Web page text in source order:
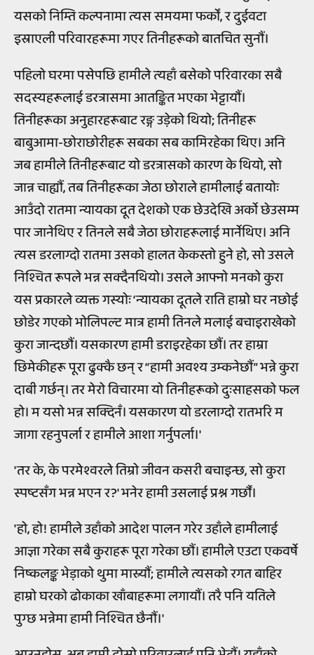
यसको निम्ति कल्पनामा त्यस समयमा फर्कों, र दुईवटा
इस्राएली परिवारहरूमा गएर तिनीहरूको बातचित सुनौं।
पहिलो घरमा पसेपछि हामीले त्यहाँ बसेको परिवारका सबै
सदस्यहरूलाई डरत्रासमा आतङ्कित भएका भेट्टायौं।
तिनीहरूका अनुहारहरूबाट रङ्ग उड़ेको थियो; तिनीहरू
बाबुआमा-छोराछोरीहरू सबका सब कामिरहेका थिए। अनि
जब हामीले तिनीहरूबाट यो डरत्रासको कारण के थियो, सो
जान्न चाह्यौं‍, तब तिनीहरूका जेठा छोराले हामीलाई बतायोः
आउँदो रातमा न्यायका दूत देशको एक छेउदेखि अर्को छेउसम्म
पार जानेथिए र तिनले सबै जेठा छोराहरूलाई मार्नेथिए। अनि
त्यस डरलाग्दो रातमा उसको हालत केकस्तो हुने हो, सो उसले
निश्चित रूपले भन्न सक्दैनथियो। उसले आफ्नो मनको कुरा
यस प्रकारले व्यक्त गस्योः ‘न्यायका दूतले राति हाम्रो घर नछोई
छोडेर गएको भोलिपल्ट मात्र हामी तिनले मलाई बचाइराखेको
कुरा जान्दछौं। यसकारण हामी डराइरहेका छौं। तर हाम्रा
छिमेकीहरू पूरा ढुक्कै छन् र “हामी अवश्य उम्कनेछौं” भन्ने कुरा
दाबी गर्छन्। तर मेरो विचारमा यो तिनीहरूको दुःसाहसको फल
हो। म यसो भन्न सक्दिनँ। यसकारण यो डरलाग्दो रातभरि म
जागा रहनुपर्ला र हामीले आशा गर्नुपर्ला।'
'तर के, के परमेश्वरले तिम्रो जीवन कसरी बचाइन्छ, सो कुरा
स्पष्टसँग भन्न भएन र?' भनेर हामी उसलाई प्रश्न गर्छौं।
'हो, हो! हामीले उहाँको आदेश पालन गरेर उहाँले हामीलाई
आज्ञा गरेका सबै कुराहरू पूरा गरेका छौं। हामीले एउटा एकवर्षे
निष्कलङ्क भेड़ाको थुमा मास्र्यौं; हामीले त्यसको रगत बाहिर
हाम्रो घरको ढोकाका खाँबाहरूमा लगायौं। तरै पनि यतिले
पुग्छ भन्नेमा हामी निश्चित छैनौं।'